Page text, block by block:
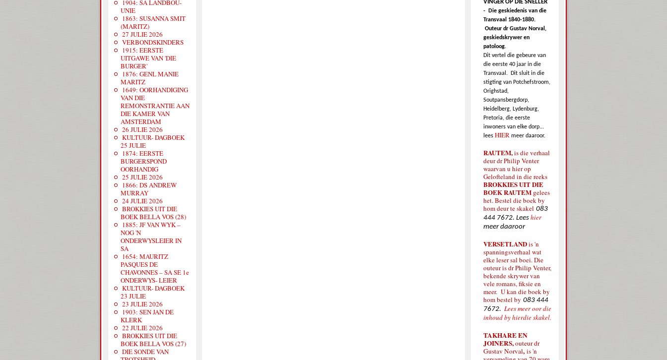
1904: SA LANDBOU-
UNIE
1863: SUSANNA SMIT
(MARITZ)
27 JULIE 2026
VERBONDSKINDERS
1915: EERSTE
UITGAWE VAN 'DIE
BURGER'
1876: GENL MANIE
MARITZ
1649: OORHANDIGING
VAN DIE
REMONSTRANTIE AAN
DIE KAMER VAN
AMSTERDAM
26 JULIE 2026
KULTUUR- DAGBOEK
25 JULIE
1874: EERSTE
BURGERSPOND
OORHANDIG
25 JULIE 2026
1866: DS ANDREW
MURRAY
24 JULIE 2026
BROKKIES UIT DIE
BOEK BELLA VOS (28)
1885: JF VAN WYK –
NOG 'N
ONDERWYSLEIER IN
SA
1654: MAURITZ
PASQUES DE
CHAVONNES – SA SE 1e
ONDERWYS- LEIER
KULTUUR- DAGBOEK
23 JULIE
23 JULIE 2026
1903: SEN JAN DE
KLERK
22 JULIE 2026
BROKKIES UIT DIE
BOEK BELLA VOS (27)
DIE SONDE VAN
VINGER OP DIE SNELLER
-
Die geskiedenis van die
Transvaal 1840-1880.
Outeur dr Gustav Norval,
geskiedskrywer en
patoloog.
Dit vertel die gebeure van
die eerste 40 jaar in die
Transvaal.
Dit sluit in die
stigting van Potchefstroom,
Orighstad,
Soutpansbergdorp,
Heidelberg, Lydenburg,
Pretoria, die eerste
inwoners van elke dorp...
lees HIER meer daaroor.
RAUTEM,is die verhaal
deur dr Philip Venter
waarvan u hier op
Gelofteland in die reeks
BROKKIES UIT DIE
BOEK RAUTEM gelees
het. Bestel die boek by
hom deur te skakel 083
444 7672. Lees hier
meer daaroor
VERSETLANDis 'n
spanningsverhaal wat
elke leser sal boei. Die
outeur is dr Philip Venter,
bekende skrywer van
vele romans, fiksie en
meer. U kan die boek by
hom bestel by 083 444
7672. Lees meer oor die
inhoud by hierdie skakel.
TAKHARE EN
JOINERS,outeur dr
Gustav Norval, is 'n